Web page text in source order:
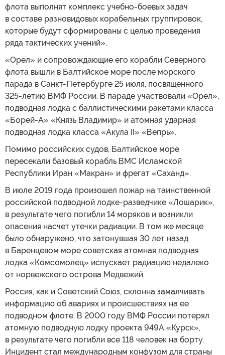
флота выполнят комплекс учебно-боевых задач
в составе разновидовых корабельных группировок,
которые будут сформированы с целью проведения
ряда тактических учений».
«Орел» и сопровождающие его корабли Северного
флота вышли в Балтийское море после морского
парада в Санкт-Петербурге 25 июля, посвященного
325-летию ВМФ России. В параде участвовали «Орел»,
подводная лодка с баллистическими ракетами класса
«Борей-А» «Князь Владимир» и атомная ударная
подводная лодка класса «Акула II» «Вепрь».
Помимо российских судов, Балтийское море
пересекали базовый корабль ВМС Исламской
Республики Иран «Макран» и фрегат «Саханд».
В июле 2019 года произошел пожар на таинственной
российской подводной лодке-разведчике «Лошарик»,
в результате чего погибли 14 моряков и возникли
опасения насчет утечки радиации. В том же месяце
было обнаружено, что затонувшая 30 лет назад
в Баренцевом море советская атомная подводная
лодка «Комсомолец» испускает радиацию недалеко
от норвежского острова Медвежий.
Россия, как и Советский Союз, склонна замалчивать
информацию об авариях и происшествиях на ее
подводном флоте. В 2000 году ВМФ России потерял
атомную подводную лодку проекта 949А «Курск»,
в результате чего погибли все 118 человек на борту.
Инцидент стал международным конфузом для страны